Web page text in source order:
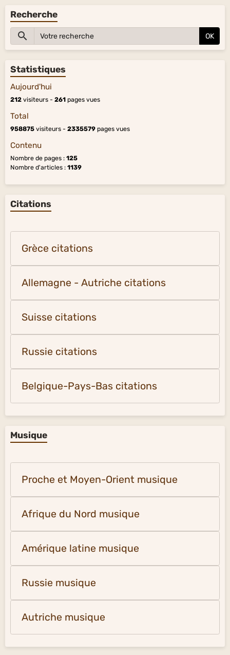
Recherche
OK
Statistiques
Aujourd'hui
212 visiteurs - 261 pages vues
Total
958875 visiteurs - 2335579 pages vues
Contenu
Nombre de pages : 125
Nombre d'articles : 1139
Citations
Grèce citations
Allemagne - Autriche citations
Suisse citations
Russie citations
Belgique-Pays-Bas citations
Musique
Proche et Moyen-Orient musique
Afrique du Nord musique
Amérique latine musique
Russie musique
Autriche musique